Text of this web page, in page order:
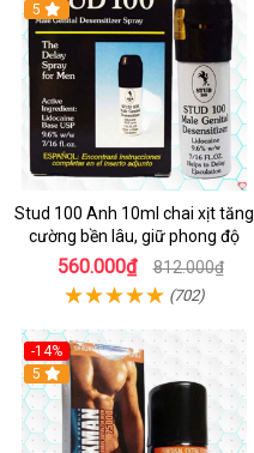
5
Stud 100 Anh 10ml chai xịt tăng
cường bền lâu, giữ phong độ
560.000₫ 812.000₫
(702)
-14%
5